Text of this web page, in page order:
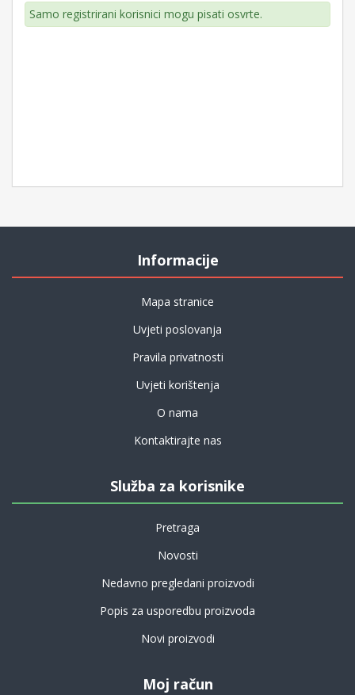
Samo registrirani korisnici mogu pisati osvrte.
Informacije
Mapa stranice
Uvjeti poslovanja
Pravila privatnosti
Uvjeti korištenja
O nama
Kontaktirajte nas
Služba za korisnike
Pretraga
Novosti
Nedavno pregledani proizvodi
Popis za usporedbu proizvoda
Novi proizvodi
Moj račun